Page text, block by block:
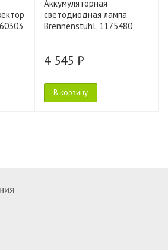
Аккумуляторная
светодиодная лампа
Brennenstuhl, 1175480
4 545 ₽
В корзину